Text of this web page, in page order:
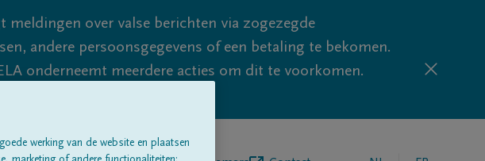
meldingen over valse berichten via zogezegde
andere persoonsgegevens of een betaling te bekomen.
onderneemt meerdere acties om dit te voorkomen.
waakzaam.
werking van de website en plaatsen